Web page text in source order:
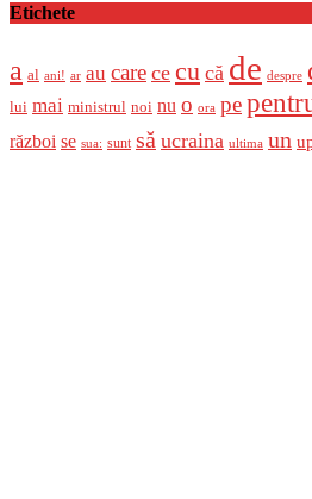
Etichete
a al ani! ar au care ce cu că de despre
lui mai ministrul noi nu o ora pe
război se sua: sunt să ucraina ultima un